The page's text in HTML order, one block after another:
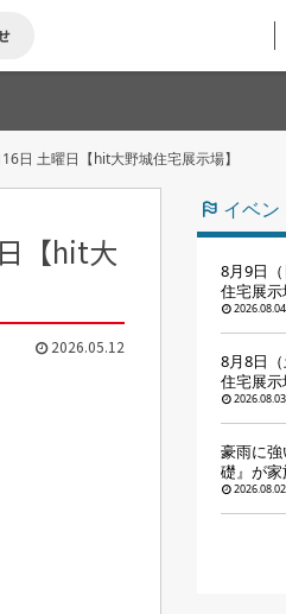
日 土曜日【hit大野城住宅展示場】
【hit大
2026.05.12
イベン
8月9日
住宅展示
2026.08.04
8月8日
住宅展示
2026.08.03
豪雨に
礎』が
2026.08.02